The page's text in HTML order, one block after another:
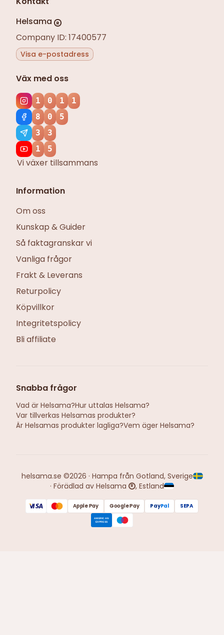
Helsama
R
Company ID: 17400577
Visa e-postadress
Väx med oss
1 0 1
1
8
0
5
3
3
1
5
Vi växer tillsammans
Information
Om oss
Kunskap & Guider
Så faktagranskar vi
Vanliga frågor
Frakt & Leverans
Returpolicy
Köpvillkor
Integritetspolicy
Bli affiliate
Snabba frågor
Vad är Helsama?Hur uttalas Helsama?
Var tillverkas Helsamas produkter?
Är Helsamas produkter lagliga?Vem äger Helsama?
helsama.se ©2026 · Hampa från Gotland, Sverige
· Förädlad av Helsama
R , Estland
Apple Pay Google Pay PayPal SEPA
AMERICAN
EXPRESS